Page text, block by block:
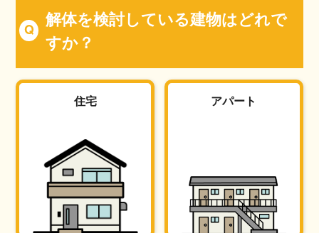
解体を検討している建物はどれで
すか？
住宅 アパート